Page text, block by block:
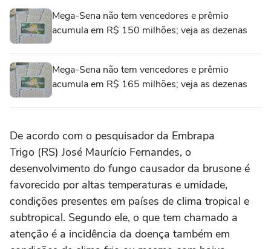
Mega-Sena não tem vencedores e prêmio
acumula em R$ 150 milhões; veja as dezenas
Mega-Sena não tem vencedores e prêmio
acumula em R$ 165 milhões; veja as dezenas
De acordo com o pesquisador da Embrapa
Trigo (RS) José Maurício Fernandes, o
desenvolvimento do fungo causador da brusone é
favorecido por altas temperaturas e umidade,
condições presentes em países de clima tropical e
subtropical. Segundo ele, o que tem chamado a
atenção é a incidência da doença também em